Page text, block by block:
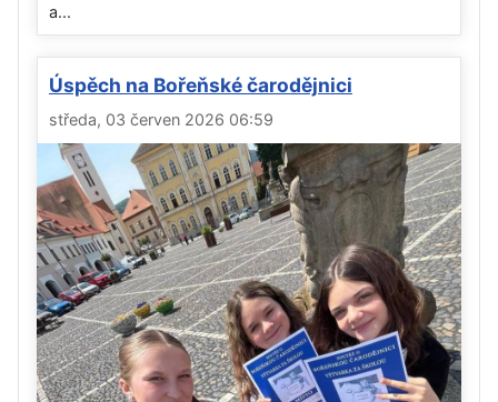
a...
Úspěch na Bořeňské čarodějnici
středa, 03 červen 2026 06:59